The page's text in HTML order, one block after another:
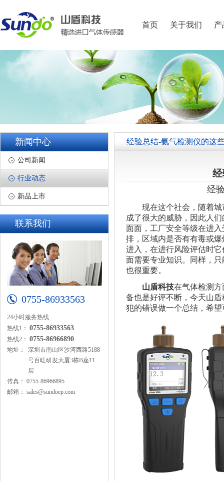
首页 关于我们 产
新闻中心
公司新闻
行业动态
新品上市
联系我们
0755-86933563
24小时服务热线
热线1： 0755-86933563
热线2： 0755-86966890
地址：
深圳市南山区沙河西路5188
号百旺研发大厦3栋B座11
层
传真： 0755-86966895
邮箱： sales@sundoep.com
经验总结-氨气检测仪的这
经
现在这个社会，随着城
成了很大的威胁，因此人
面面，工厂安全等级在进
排，区域内是否有有毒或
进入，在进行风险评估时
面需要专业知识。同样，
也很重要。
山盾科技在气体检测
备也是好评不断，今天山
犯的错误做一个总结，希